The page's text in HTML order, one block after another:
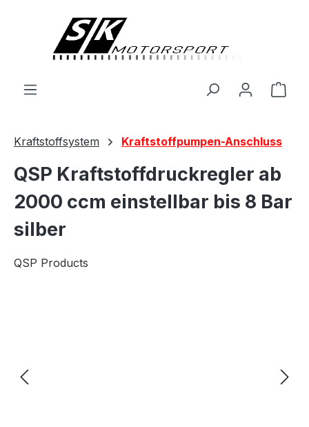
Kraftstoffsystem Kraftstoffpumpen-Anschluss
QSP Kraftstoffdruckregler ab
2000 ccm einstellbar bis 8 Bar
silber
QSP Products